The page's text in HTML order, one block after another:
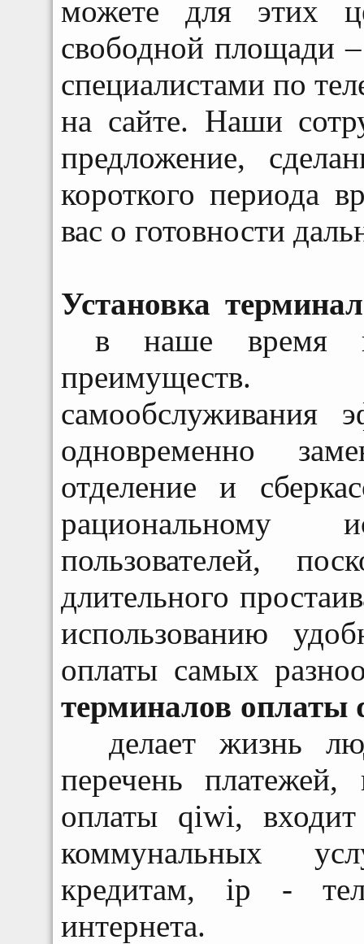
можете для этих
свободной площади
специалистами по
на сайте. Наши
предложение,
короткого периода
вас о готовности
Установка
в наше время
преимуществ.
одновременно
отделение и
рациональному
пользователей,
длительного
использованию
оплаты самых
терминалов оплаты
делает жизнь
перечень
оплаты qiwi,
коммунальных
кредитам, ip -
интернета.